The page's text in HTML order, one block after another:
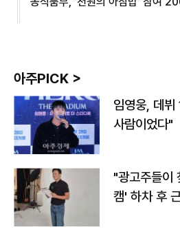
아주PICK >
임영웅, 데
사람이었다"
"광고주들이
캠' 하차 후